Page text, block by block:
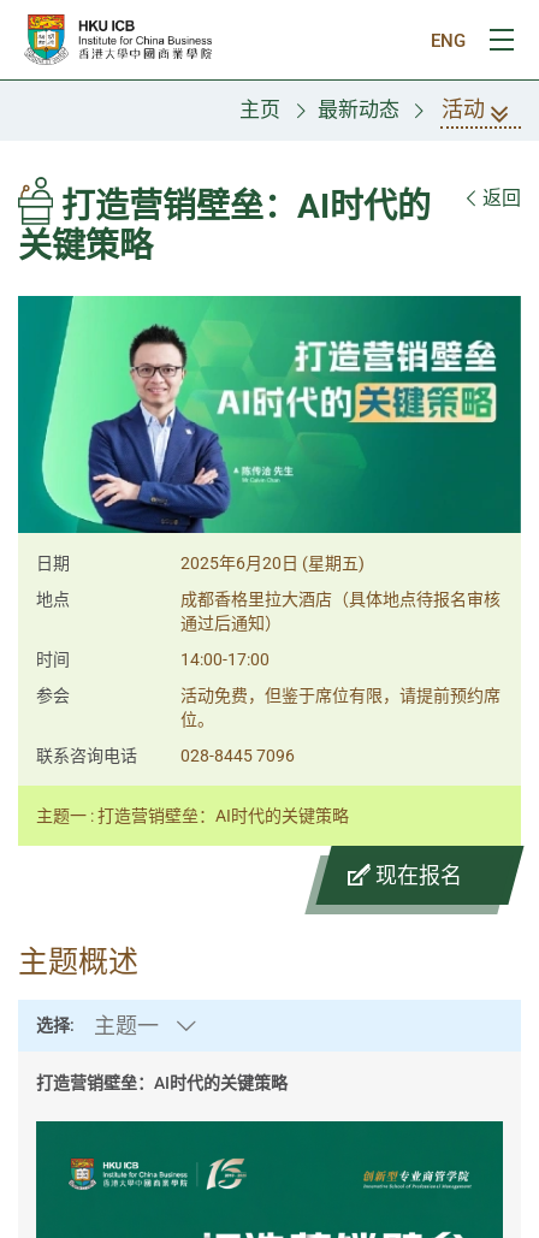
跳往主要内容
ENG
打
主页 最新动态 活动
打造营销壁垒：AI时代的
关键策略
返回
日期
2025年6月20日 (星期五)
地点
成都香格里拉大酒店（具体地点待报名审核
通过后通知）
时间
14:00-17:00
参会
活动免费，但鉴于席位有限，请提前预约席
位。
联系咨询电话
028-8445 7096
主题一 : 打造营销壁垒：AI时代的关键策略
现在报名
主题概述
选择: 主题一
打造营销壁垒：AI时代的关键策略